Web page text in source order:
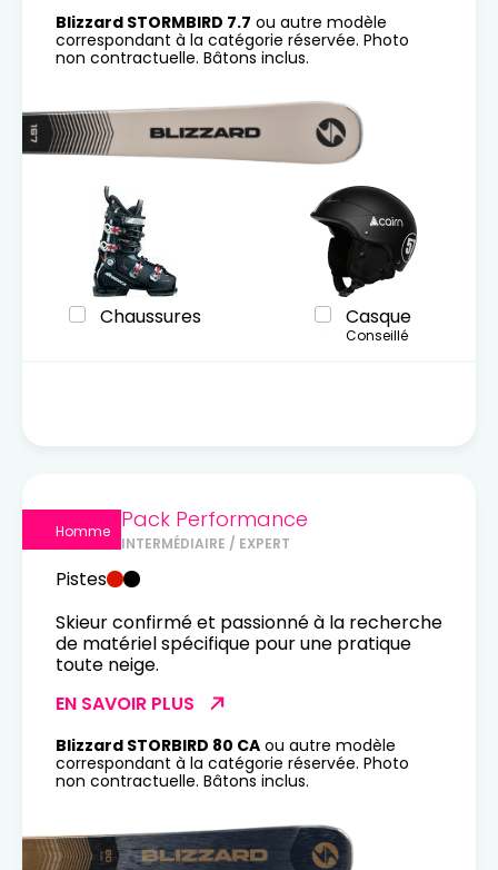
Blizzard STORMBIRD 7.7 ou autre modèle
correspondant à la catégorie réservée. Photo
non contractuelle. Bâtons inclus.
Chaussures Casque
Conseillé
Homme Pack Performance
INTERMÉDIAIRE / EXPERT
Pistes
Skieur confirmé et passionné à la recherche
de matériel spécifique pour une pratique
toute neige.
EN SAVOIR PLUS
Blizzard STORBIRD 80 CA ou autre modèle
correspondant à la catégorie réservée. Photo
non contractuelle. Bâtons inclus.